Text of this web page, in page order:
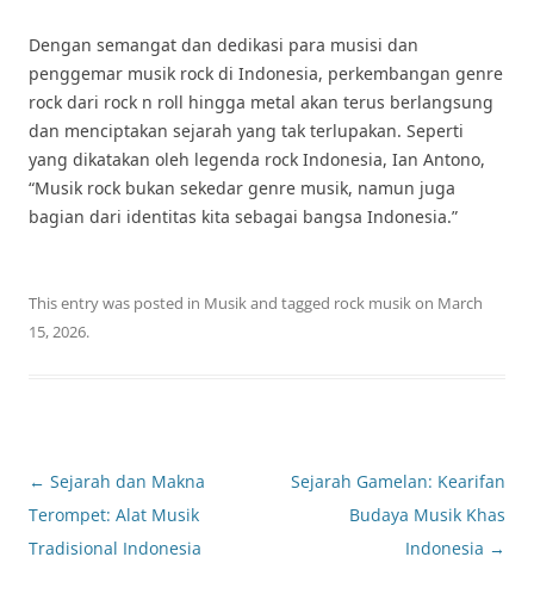
Dengan semangat dan dedikasi para musisi dan
penggemar musik rock di Indonesia, perkembangan genre
rock dari rock n roll hingga metal akan terus berlangsung
dan menciptakan sejarah yang tak terlupakan. Seperti
yang dikatakan oleh legenda rock Indonesia, Ian Antono,
“Musik rock bukan sekedar genre musik, namun juga
bagian dari identitas kita sebagai bangsa Indonesia.”
This entry was posted in Musikand tagged rock musikon March
15, 2026.
Post
navigation
← Sejarah dan Makna
Terompet: Alat Musik
Tradisional Indonesia
Sejarah Gamelan: Kearifan
Budaya Musik Khas
Indonesia →